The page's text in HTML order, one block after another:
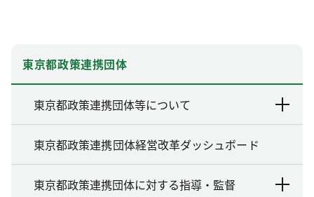
東京都政策連携団体
東京都政策連携団体等について
東京都政策連携団体経営改革ダッシュボード
東京都政策連携団体に対する指導・監督